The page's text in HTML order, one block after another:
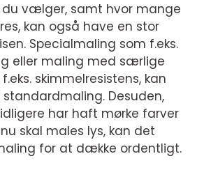
vælger, samt hvor mange
kan også have en stor
Specialmaling som f.eks.
eller maling med særlige
skimmelresistens, kan
Desuden,
har haft mørke farver
skal males lys, kan det
for at dække ordentligt.